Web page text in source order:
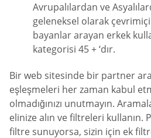
Avrupalılardan ve
geleneksel olarak
bayanlar arayan erkek
kategorisi 45 + ‘dır.
Bir web sitesinde bir partner
eşleşmeleri her zaman kabul
olmadığınızı unutmayın.
elinize alın ve filtreleri kullanın.
filtre sunuyorsa, sizin için ek